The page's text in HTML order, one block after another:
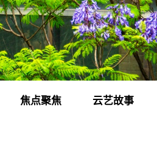
焦点聚焦 云艺故事